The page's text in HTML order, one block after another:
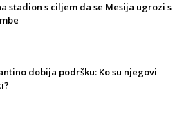
stadion s ciljem da se Mesija ugrozi s
dobija podršku: Ko su njegovi